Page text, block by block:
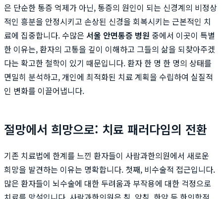
은 단순한 통증 억제가 아닌, 통증의 원인이 되는 신경계의 비정상
적인 흥분을 안정시키고 손상된 신경을 회복시키는 근본적인 치
료에 집중합니다. 수많은 서울 안면통증 병원 중에서 이곳이 특별
한 이유는, 환자의 고통을 깊이 이해하고 그들의 삶을 되찾아주겠
다는 확고한 철학이 있기 때문입니다. 환자 한 명 한 명의 상태를
면밀히 분석하고, 개인에 최적화된 치료 계획을 수립하여 실질적
인 변화를 이끌어냅니다.
절망에서 희망으로: 치료 패러다임의 전환
기존 치료법에 한계를 느낀 환자들이 사람과한의원에서 새로운
희망을 발견하는 이유는 명확합니다. 첫째, 비수술적 접근입니다.
많은 환자들이 뇌수술에 대한 두려움과 부작용에 대한 걱정으로